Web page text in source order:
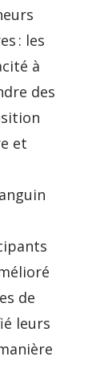
: les
à
des
et
de
leurs